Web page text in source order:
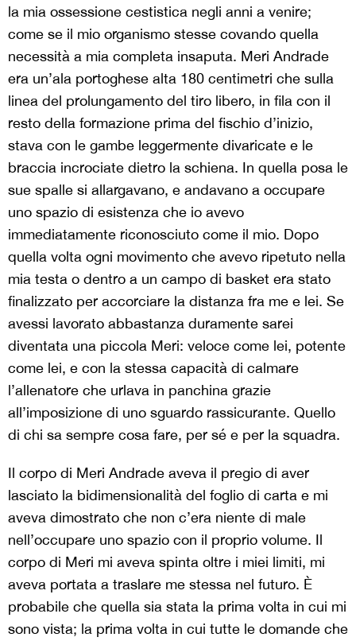
la mia ossessione cestistica negli anni a venire;
come se il mio organismo stesse covando quella
necessità a mia completa insaputa. Meri Andrade
era un’ala portoghese alta 180 centimetri che sulla
linea del prolungamento del tiro libero, in fila con il
resto della formazione prima del fischio d’inizio,
stava con le gambe leggermente divaricate e le
braccia incrociate dietro la schiena. In quella posa le
sue spalle si allargavano, e andavano a occupare
uno spazio di esistenza che io avevo
immediatamente riconosciuto come il mio. Dopo
quella volta ogni movimento che avevo ripetuto nella
mia testa o dentro a un campo di basket era stato
finalizzato per accorciare la distanza fra me e lei. Se
avessi lavorato abbastanza duramente sarei
diventata una piccola Meri: veloce come lei, potente
come lei, e con la stessa capacità di calmare
l’allenatore che urlava in panchina grazie
all’imposizione di uno sguardo rassicurante. Quello
di chi sa sempre cosa fare, per sé e per la squadra.
Il corpo di Meri Andrade aveva il pregio di aver
lasciato la bidimensionalità del foglio di carta e mi
aveva dimostrato che non c’era niente di male
nell’occupare uno spazio con il proprio volume. Il
corpo di Meri mi aveva spinta oltre i miei limiti, mi
aveva portata a traslare me stessa nel futuro. È
probabile che quella sia stata la prima volta in cui mi
sono vista; la prima volta in cui tutte le domande che